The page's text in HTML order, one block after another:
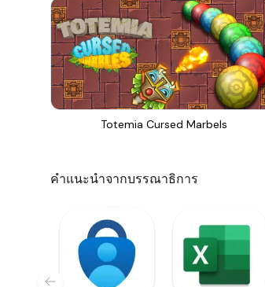
Totemia Cursed Marbels
คำแนะนำจากบรรณาธิการ